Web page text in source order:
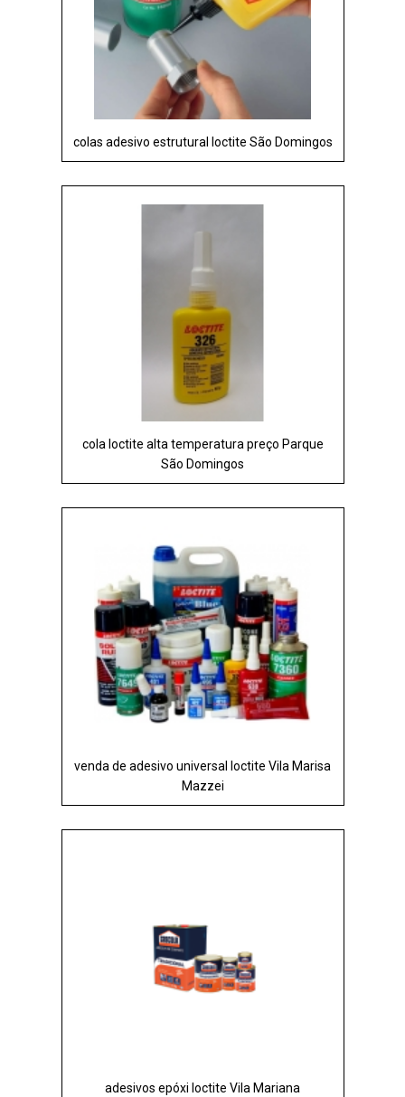
colas adesivo estrutural loctite São Domingos
cola loctite alta temperatura preço Parque
São Domingos
venda de adesivo universal loctite Vila Marisa
Mazzei
adesivos epóxi loctite Vila Mariana